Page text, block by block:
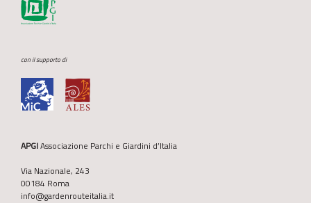
con il supporto di
APGIAssociazione Parchi e Giardini d’Italia
Via Nazionale, 243
00184 Roma
info@gardenrouteitalia.it